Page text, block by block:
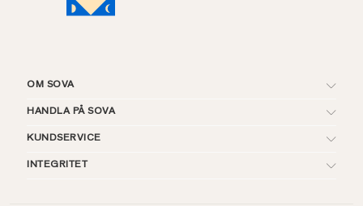
OM SOVA
HANDLA PÅ SOVA
KUNDSERVICE
INTEGRITET